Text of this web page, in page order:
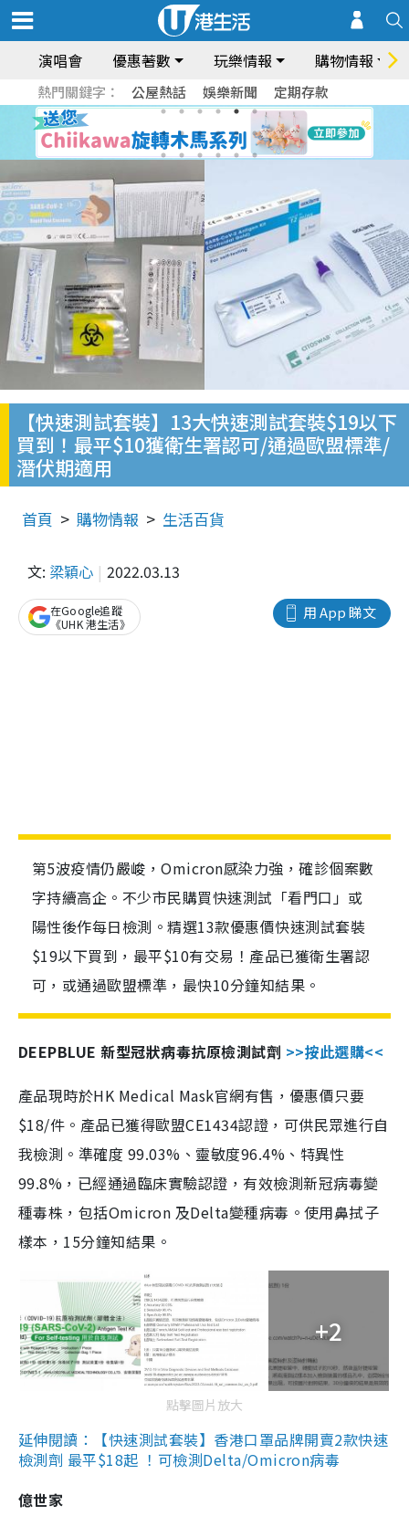
演唱會 優惠著數 玩樂情報 購物情報
熱門關鍵字： 公屋熱話 娛樂新聞 定期存款
【快速測試套裝】13大快速測試套裝$19以下
買到！最平$10獲衛生署認可/通過歐盟標準/
潛伏期適用
首頁 購物情報 生活百貨
文: 梁穎心 2022.03.13
用 App 睇文
在Google追蹤
《UHK 港生活》
第5波疫情仍嚴峻，Omicron感染力強，確診個案數
字持續高企。不少市民購買快速測試「看門口」或
陽性後作每日檢測。精選13款優惠價快速測試套裝
$19以下買到，最平$10有交易！產品已獲衛生署認
可，或通過歐盟標準，最快10分鐘知結果。
DEEPBLUE 新型冠狀病毒抗原檢測試劑 >>按此選購<<
產品現時於HK Medical Mask官網有售，優惠價只要
$18/件。產品已獲得歐盟CE1434認證，可供民眾進行自
我檢測。準確度 99.03%、靈敏度96.4%、特異性
99.8%，已經通過臨床實驗認證，有效檢測新冠病毒變
種毒株，包括Omicron 及Delta變種病毒。使用鼻拭子
樣本，15分鐘知結果。
+2
點擊圖片放大
延伸閱讀：【快速測試套裝】香港口罩品牌開賣2款快速
檢測劑 最平$18起 ！可檢測Delta/Omicron病毒
億世家